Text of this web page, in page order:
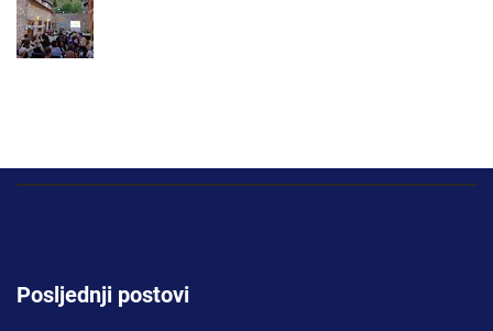
Posljednji postovi